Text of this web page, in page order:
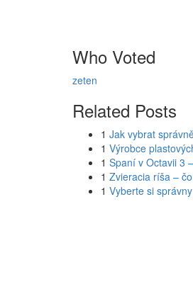
Who Voted
zeten
Related Posts
1 Jak vybrat
1 Výrobce
1 Spaní v Octavii 3
1 Zvieracia ríša –
1 Vyberte si